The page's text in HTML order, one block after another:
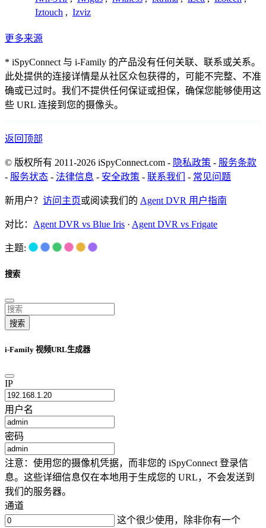
Iztouch , Izviz
更多来源
* iSpyConnect 与 i-Family 的产品没有任何关联、联系或关系。
此处提供的连接详情是从社区众包获得的，可能不完整、不准
确或已过时。我们不提供任何保证或担保，确保您能够使用这
些 URL 连接到您的摄像头。
返回顶部
© 版权所有 2011-2026 iSpyConnect.com - 隐私政策 - 服务条款
- 服务状态 - 法律信息 - 安全政策 - 联系我们 - 常见问题
新用户？ 访问主页或阅读我们的 Agent DVR 用户指南
对比： Agent DVR vs Blue Iris · Agent DVR vs Frigate
主题:
搜索
搜索
i-Family 视频URL生成器
IP
用户名
密码
注意：使用您的摄像机凭据，而非您的 iSpyConnect 登录信
息。这些详细信息仅在本地用于生成您的 URL，不会发送到
我们的服务器。
通道
这个很少使用，除非你有一个